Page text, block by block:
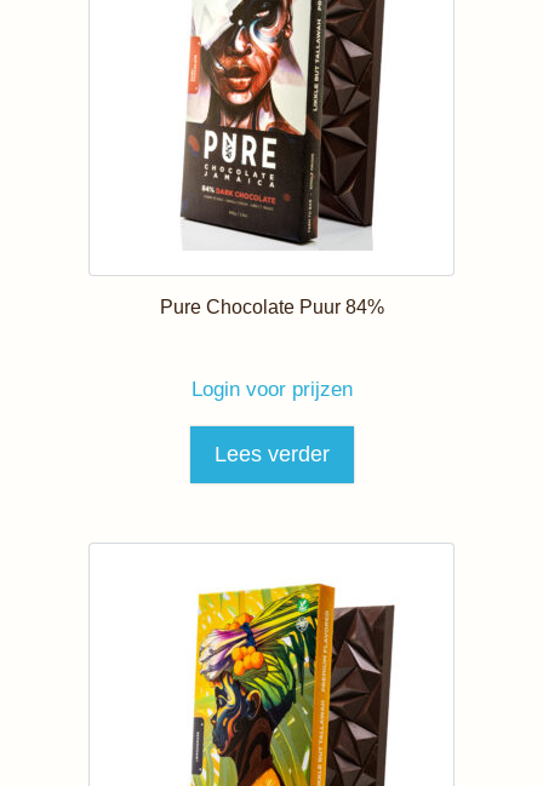
Pure Chocolate Puur 84%
Login voor prijzen
Lees verder